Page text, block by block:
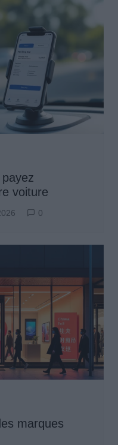
voiture
0
marques